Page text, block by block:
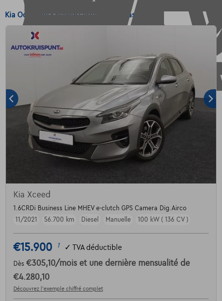
Kia Occasion - Achetez votre Kia Occasion
Kia Xceed
1.6CRDi Business Line MHEV e-clutch GPS Camera Dig.Airco
11/2021
56.700 km Diesel Manuelle 100 kW ( 136 CV )
€15.900 1 ✓ TVA déductible
Dès €305,10/mois et une dernière mensualité de
€4.280,10
Découvrez l’exemple chiffré complet